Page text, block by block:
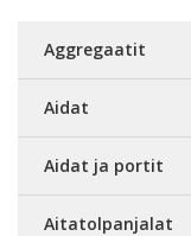
Aggregaatit
Aidat
Aidat ja portit
Aitatolpanjalat